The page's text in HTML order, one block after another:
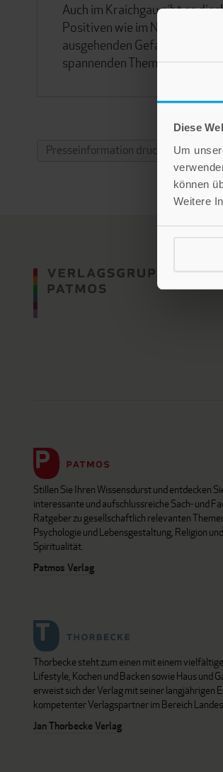
Diese
Um
können
Weitere
Auch im Kraichgau gibt es
Positiven wie im Negativen
ausgehenden Gefahren. Aus
spannenden Themas.
Presseinformation drucken
Stillen Sie Ihren Wissensdurst und entdecken
interessante und aufschlussreiche Sach- und
Ratgeber zu gesellschaftlich relevanten
Psychologie und Lebensgestaltung, Religion
Spiritualität.
Patmos Verlag
Thorbecke steht zum einen mit einem
Lifestyle, Kochen und Backen sowie Haus und
erweist sich der Verlag mit seiner langjährigen
kompetenter Verlagspartner im Bereich
Jan Thorbecke Verlag